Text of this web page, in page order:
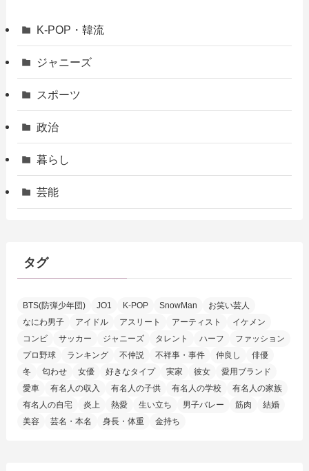
K-POP・韓流
ジャニーズ
スポーツ
政治
暮らし
芸能
タグ
BTS(防弾少年団) JO1 K-POP SnowMan
お笑い芸人
なにわ男子
アイドル アスリート アーティスト
イケメン
コンビ
サッカー ジャニーズ タレント ハーフ
ファッション
プロ野球
ランキング 不仲説 不祥事・事件 仲良し
俳優
冬
匂わせ 女優 好きなタイプ 実家 彼女
愛用ブランド
愛車
有名人の収入 有名人の子供 有名人の学校
有名人の家族
有名人の自宅
炎上 熱愛 生い立ち 男子バレー 筋肉
結婚
美容
芸名・本名 身長・体重 金持ち